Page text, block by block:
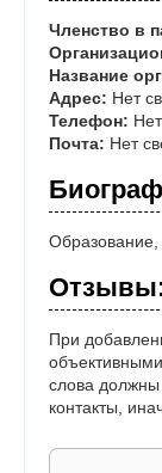
Членство в
Название
Адрес: Нет
Телефон:
Почта: Нет
Образование,
При
слова
контакты,